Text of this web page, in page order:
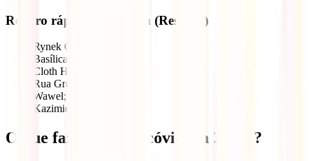
Roteiro rápido para 1 dia (Resumo)
Rynek Główny;
Basílica de Santa Maria;
Cloth Hall;
Rua Grodzka;
Wawel;
Kazimierz.
O que fazer em Cracóvia em 2 dias?